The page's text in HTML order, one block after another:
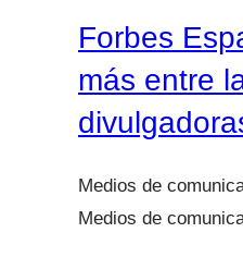
Forbes
más entre